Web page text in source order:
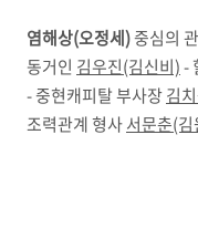
염해상(오정세)중심의
동거인 김우진(김신비)-
- 중현캐피탈 부사장김
조력관계 형사서문춘(